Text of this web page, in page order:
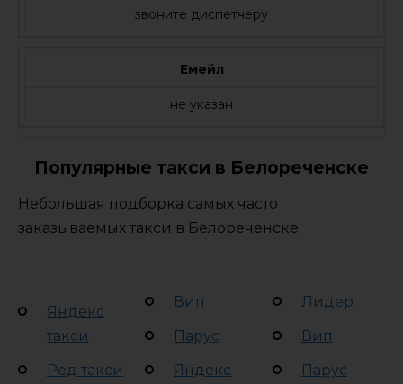
звоните диспетчеру
Емейл
не указан
Популярные такси в Белореченске
Небольшая подборка самых часто
заказываемых такси в Белореченске.
Яндекс
такси
Ред такси
Вип
Парус
Яндекс
Лидер
Вип
Парус